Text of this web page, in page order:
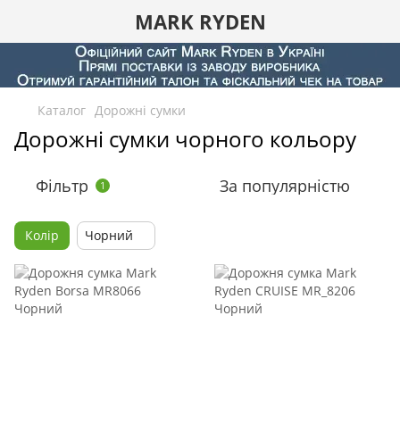
MARK RYDEN
Каталог Дорожні сумки
Дорожні сумки чорного кольору
Фільтр 1 За популярністю
Колір Чорний